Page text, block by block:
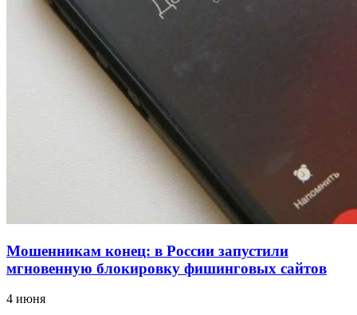
Сладкий праздник в Волгограде: в Центральном
парке прошёл фестиваль „Арбузный переполох“
Волгоградские компании нарастили экспорт:
заключены контракты на 3,6 млн долларов
Мошенникам конец: в России запустили
мгновенную блокировку фишинговых сайтов
4 июня